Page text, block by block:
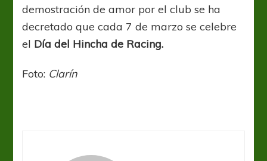
demostración de amor por el club se ha
decretado que cada 7 de marzo se celebre
el Día del Hincha de Racing.
Foto: Clarín